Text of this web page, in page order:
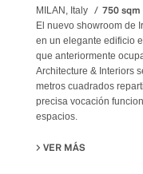
MILAN, Italy 750 sqm
El nuevo showroom de
en un elegante edificio
que anteriormente
Architecture & Interiors
metros cuadrados
precisa vocación
espacios.
VER MÁS